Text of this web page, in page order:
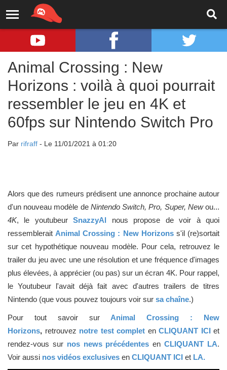
Animal Crossing : New
Horizons : voilà à quoi pourrait
ressembler le jeu en 4K et
60fps sur Nintendo Switch Pro
Par rifraff - Le 11/01/2021 à 01:20
Alors que des rumeurs prédisent une annonce prochaine autour
d'un nouveau modèle deNintendo Switch, Pro, Super, Newou...
4K, le youtubeurSnazzyAl nous propose de voir à quoi
ressemblerait Animal Crossing : New Horizonss'il (re)sortait
sur cet hypothétique nouveau modèle. Pour cela, retrouvez le
trailer du jeu avec une une résolution et une fréquence d'images
plus élevées, à apprécier (ou pas) sur un écran 4K. Pour rappel,
le Youtubeur l'avait déjà fait avec d'autres trailers de titres
Nintendo (que vous pouvez toujours voir sur sa chaîne.)
Pour tout savoir sur Animal Crossing : New
Horizons, retrouvez notre test complet en CLIQUANT ICI et
rendez-vous sur nos news précédentesenCLIQUANT LA.
Voir aussi nos vidéos exclusives en CLIQUANT ICI et LA.